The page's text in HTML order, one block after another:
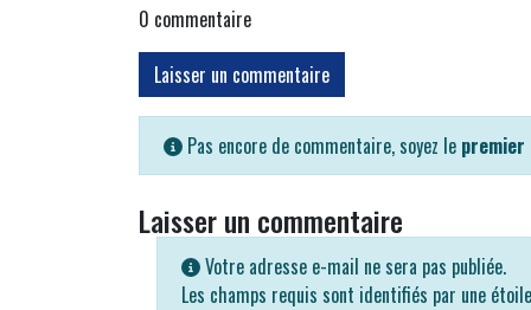
0 commentaire
Laisser un commentaire
Pas encore de commentaire, soyez le premier
Laisser un commentaire
Votre adresse e-mail ne sera pas publiée.
Les champs requis sont identifiés par une étoile